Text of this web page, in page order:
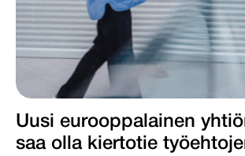
Uusi eurooppalainen
saa olla kiertotie